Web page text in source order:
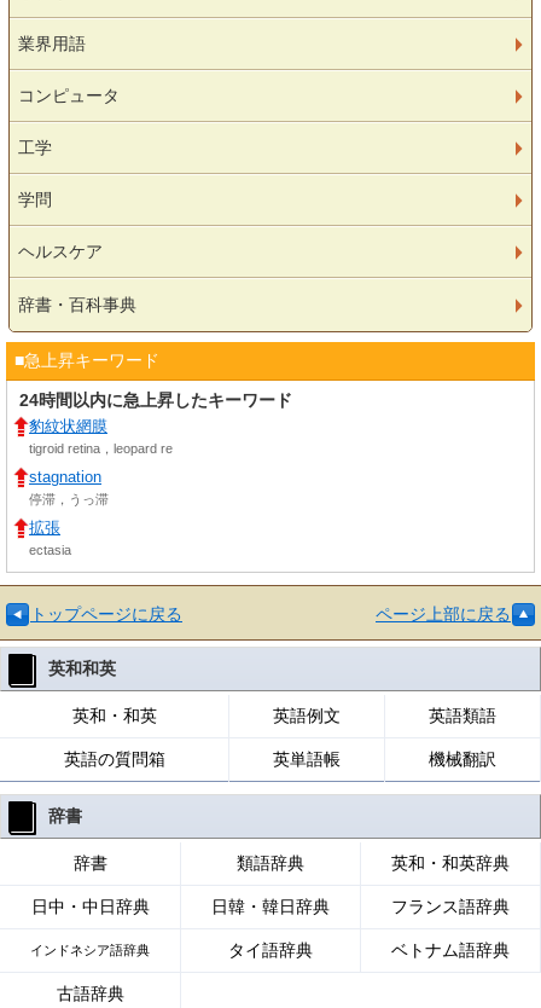
業界用語
コンピュータ
工学
学問
ヘルスケア
辞書・百科事典
■急上昇キーワード
24時間以内に急上昇したキーワード
豹紋状網膜
tigroid retina，leopard re
stagnation
停滞，うっ滞
拡張
ectasia
トップページに戻る ページ上部に戻る
英和和英
英和・和英 英語例文 英語類語
英語の質問箱 英単語帳 機械翻訳
辞書
辞書 類語辞典 英和・和英辞典
日中・中日辞典 日韓・韓日辞典 フランス語辞典
インドネシア語辞典 タイ語辞典 ベトナム語辞典
古語辞典